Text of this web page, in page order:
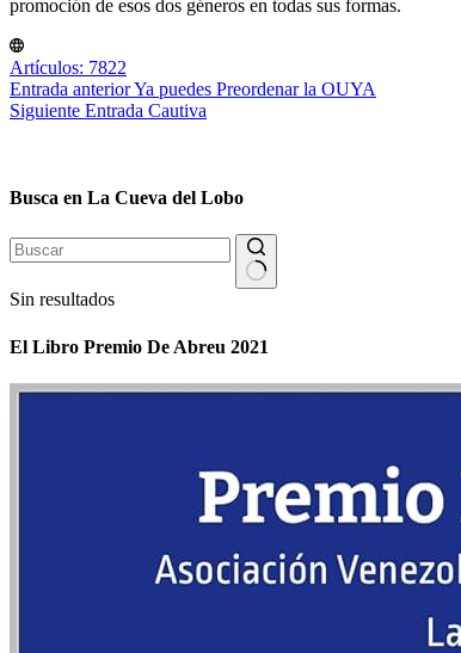
promoción de esos dos géneros en todas sus formas.
Artículos: 7822
Entrada anteriorYa puedes Preordenar la OUYA
Siguiente Entrada Cautiva
Busca en La Cueva del Lobo
Sin resultados
El Libro Premio De Abreu 2021